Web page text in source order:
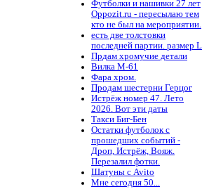
Футболки и нашивки 27 лет
Oppozit.ru - пересылаю тем
кто не был на мероприятии.
есть две толстовки
последней партии. размер L
Прдам хромучие детали
Вилка М-61
Фара хром.
Продам шестерни Герцог
Истрёж номер 47. Лето
2026. Вот эти даты
Такси Биг-Бен
Остатки футболок с
прошедших событий -
Дроп, Истрёж, Вояж.
Перезалил фотки.
Шатуны с Avito
Мне сегодня 50...